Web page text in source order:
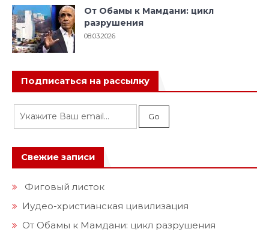
От Обамы к Мамдани: цикл
разрушения
08.03.2026
Подписаться на рассылку
Свежие записи
Фиговый листок
Иудео-христианская цивилизация
От Обамы к Мамдани: цикл разрушения